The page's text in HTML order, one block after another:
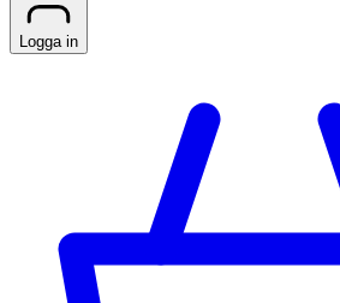
Logga in